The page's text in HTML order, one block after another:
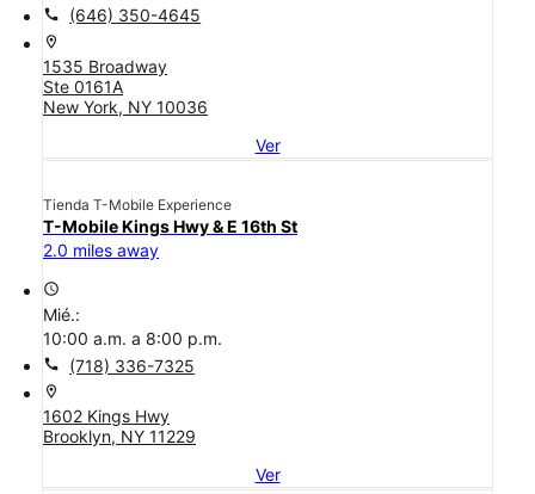
call (646) 350-4645
location_on
1535 Broadway
Ste 0161A
New York, NY 10036
Ver
Tienda T-Mobile Experience
T-Mobile Kings Hwy & E 16th St
2.0 miles away
access_time
Mié.:
10:00 a.m. a 8:00 p.m.
call (718) 336-7325
location_on
1602 Kings Hwy
Brooklyn, NY 11229
Ver